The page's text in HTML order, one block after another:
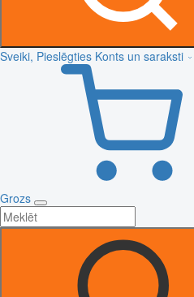
Sveiki, Pieslēgties Konts un saraksti
Grozs